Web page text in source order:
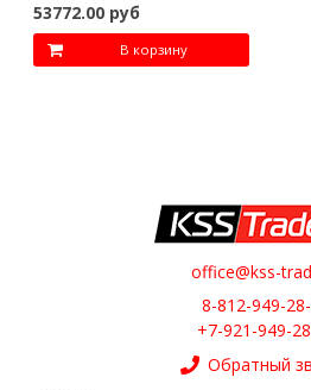
53772.00 руб
В корзину
office@kss-
8-812-949-
+7-921-949-
Обратный